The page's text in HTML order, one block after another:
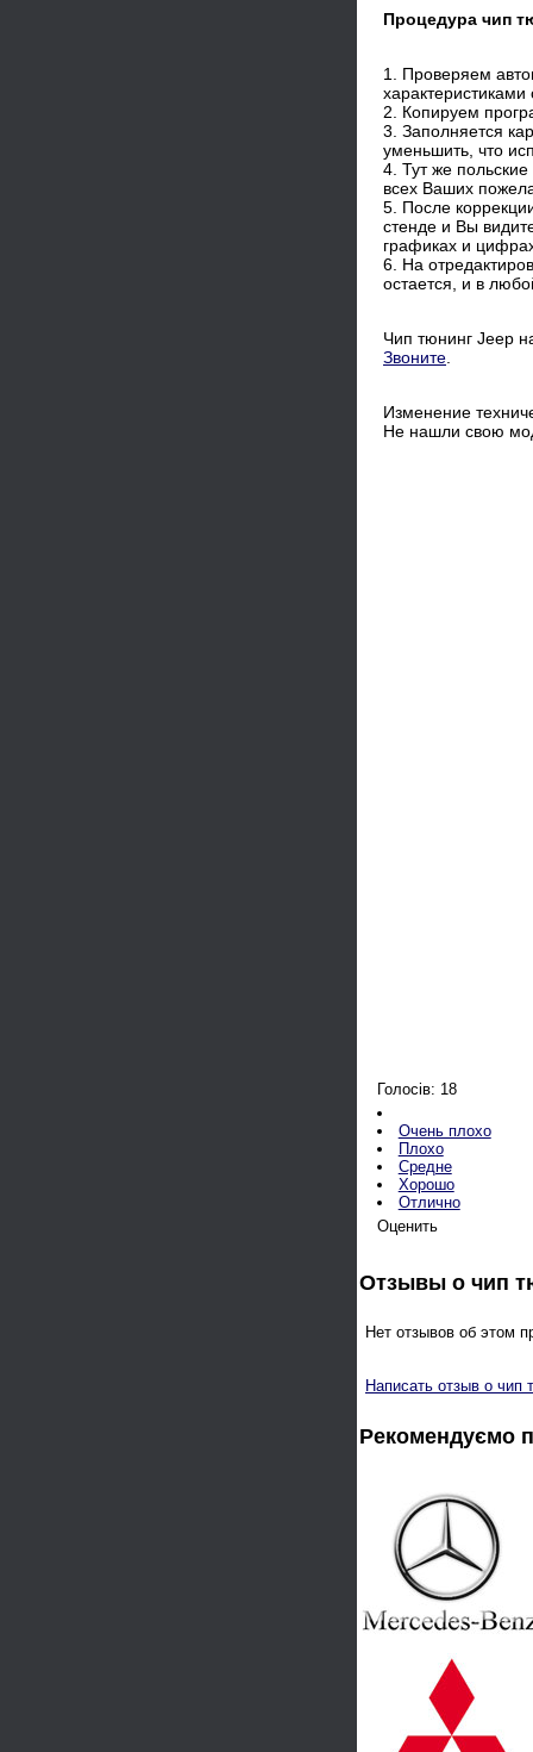
Процедура чип
1. Проверяем
2. Копируем
3. Заполняется
уменьшить, что
4. Тут же
всех Ваших
5. После
стенде и Вы
графиках и
6. На
остается, и в
Чип тюнинг Jeep
Звоните
Изменение
Не нашли свою
Голосів: 18
Очень плохо
Плохо
Средне
Хорошо
Отлично
Оценить
Отзывы о чип
Нет отзывов об этом
Написать отзыв о чип
Рекомендуємо